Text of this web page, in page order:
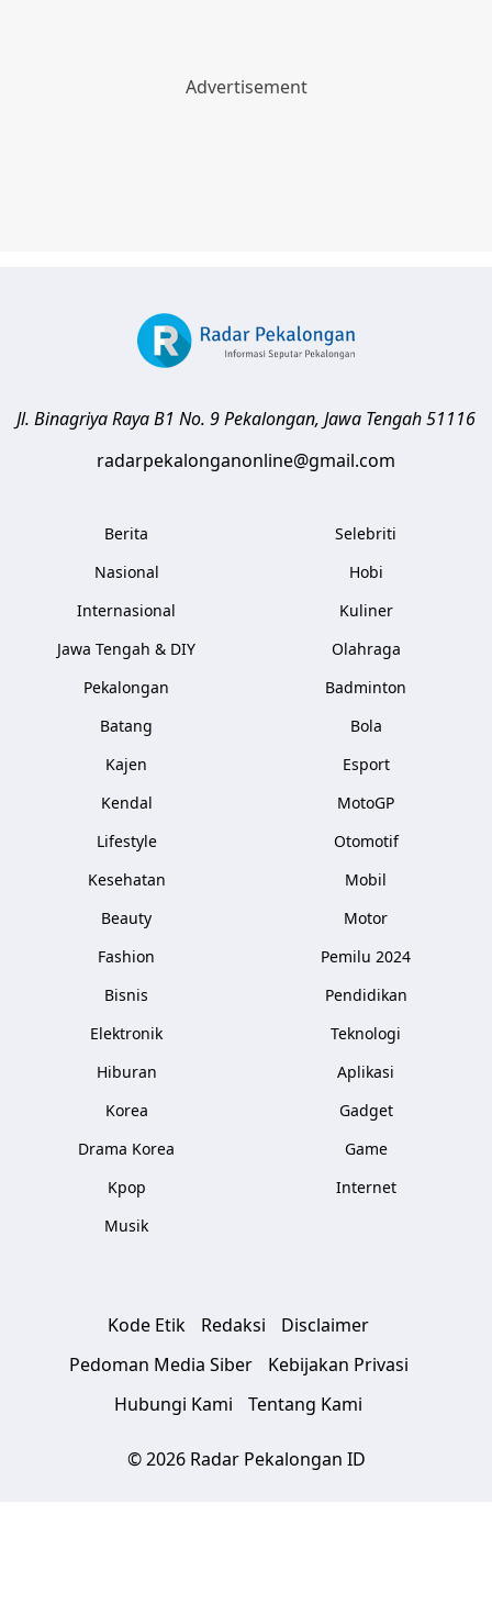
Jl. Binagriya Raya B1 No. 9Pekalongan, Jawa Tengah51116
radarpekalonganonline@gmail.com
Berita
Nasional
Internasional
Jawa Tengah & DIY
Pekalongan
Batang
Kajen
Kendal
Lifestyle
Kesehatan
Beauty
Fashion
Bisnis
Elektronik
Hiburan
Korea
Drama Korea
Kpop
Musik
Selebriti
Hobi
Kuliner
Olahraga
Badminton
Bola
Esport
MotoGP
Otomotif
Mobil
Motor
Pemilu 2024
Pendidikan
Teknologi
Aplikasi
Gadget
Game
Internet
Kode Etik Redaksi
Disclaimer
Pedoman Media Siber
Kebijakan Privasi
Hubungi Kami
Tentang Kami
© 2026 Radar Pekalongan ID